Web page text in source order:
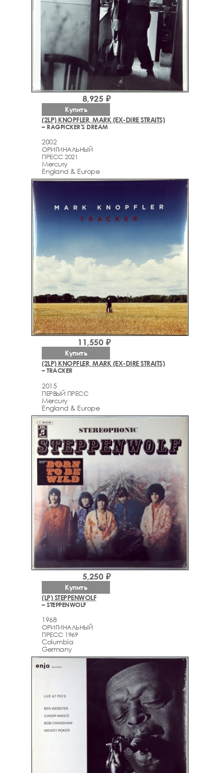
(2LP) KNOPFLER, MARK (EX-DIRE STRAITS)
– RAGPICKER'S DREAM
2002
ОРИГИНАЛЬНЫЙ
ПРЕСС 2021
Mercury
England & Europe
8,925 ₽
Купить
(2LP) KNOPFLER, MARK (EX-DIRE STRAITS)
– TRACKER
2015
ПЕРВЫЙ ПРЕСС
Mercury
England & Europe
11,550 ₽
Купить
(LP) STEPPENWOLF
– STEPPENWOLF
1968
ОРИГИНАЛЬНЫЙ
ПРЕСС 1969
Columbia
Germany
5,250 ₽
Купить